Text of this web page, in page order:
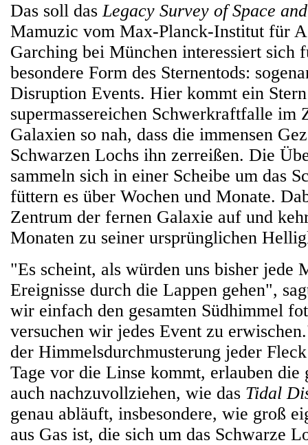
Das soll dasLegacy Survey of Space
Mamuzic vom Max-Planck-Institut für
Garching bei München interessiert sich
besondere Form des Sternentods:
Disruption Events. Hier kommt ein
supermassereichen Schwerkraftfalle im
Galaxien so nah, dass die immensen
Schwarzen Lochs ihn zerreißen. Die
sammeln sich in einer Scheibe um das
füttern es über Wochen und Monate.
Zentrum der fernen Galaxie auf und
Monaten zu seiner ursprünglichen
"Es scheint, als würden uns bisher jede
Ereignisse durch die Lappen gehen",
wir einfach den gesamten Südhimmel
versuchen wir jedes Event zu
der Himmelsdurchmusterung jeder
Tage vor die Linse kommt, erlauben die
auch nachzuvollziehen, wie das Tidal
genau abläuft, insbesondere, wie groß
aus Gas ist, die sich um das Schwarze